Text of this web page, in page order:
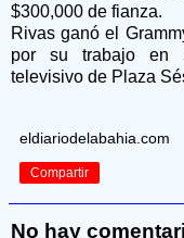
$300,000 de fianza.
Rivas ganó el
por su trabajo en
televisivo de Plaza
eldiariodelabahia.com
Compartir
No hay